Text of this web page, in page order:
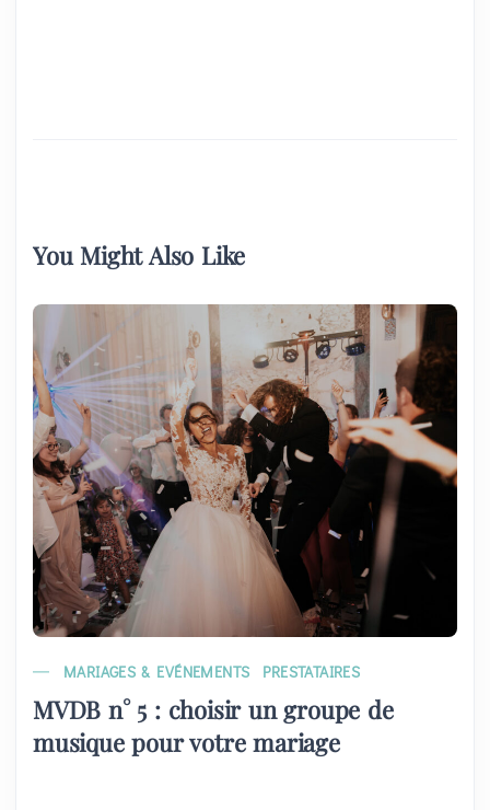
You Might Also Like
MARIAGES & EVÉNEMENTS PRESTATAIRES
MVDB n° 5 : choisir un groupe de
musique pour votre mariage